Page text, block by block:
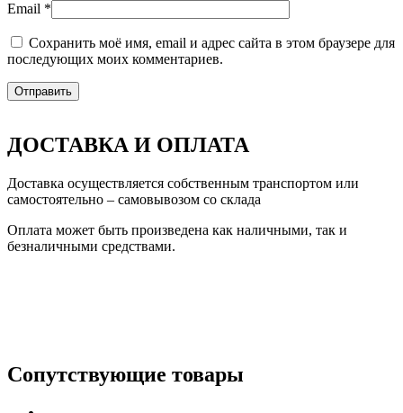
Email *
Сохранить моё имя, email и адрес сайта в этом браузере для
последующих моих комментариев.
ДОСТАВКА И ОПЛАТА
Доставка осуществляется собственным транспортом или
самостоятельно – самовывозом со склада
Оплата может быть произведена как наличными, так и
безналичными средствами.
Сопутствующие товары